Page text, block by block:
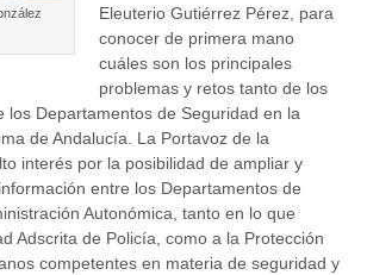
Eleuterio Gutiérrez Pérez, para
conocer de primera mano
cuáles son los principales
problemas y retos tanto de los
los Departamentos de Seguridad en la
de Andalucía. La Portavoz de la
interés por la posibilidad de ampliar y
entre los Departamentos de
Autonómica, tanto en lo que
Adscrita de Policía, como a la Protección
competentes en materia de seguridad y